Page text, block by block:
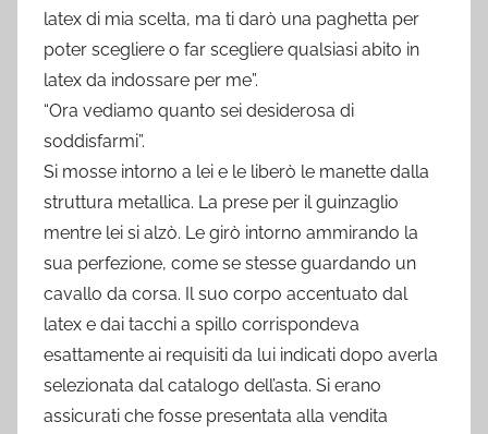
latex di mia scelta, ma ti darò una paghetta per
poter scegliere o far scegliere qualsiasi abito in
latex da indossare per me”.
“Ora vediamo quanto sei desiderosa di
soddisfarmi”.
Si mosse intorno a lei e le liberò le manette dalla
struttura metallica. La prese per il guinzaglio
mentre lei si alzò. Le girò intorno ammirando la
sua perfezione, come se stesse guardando un
cavallo da corsa. Il suo corpo accentuato dal
latex e dai tacchi a spillo corrispondeva
esattamente ai requisiti da lui indicati dopo averla
selezionata dal catalogo dell’asta. Si erano
assicurati che fosse presentata alla vendita